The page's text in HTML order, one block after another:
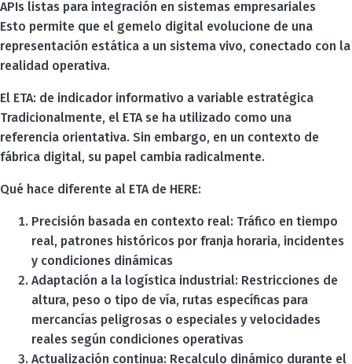
APIs listas para integración en sistemas empresariales
Esto permite que el gemelo digital evolucione de una
representación estática a un sistema vivo, conectado con la
realidad operativa.
El ETA: de indicador informativo a variable estratégica
Tradicionalmente, el ETA se ha utilizado como una
referencia orientativa. Sin embargo, en un contexto de
fábrica digital, su papel cambia radicalmente.
Qué hace diferente al ETA de HERE:
Precisión basada en contexto real: Tráfico en tiempo
real, patrones históricos por franja horaria, incidentes
y condiciones dinámicas
Adaptación a la logística industrial: Restricciones de
altura, peso o tipo de vía, rutas específicas para
mercancías peligrosas o especiales y velocidades
reales según condiciones operativas
Actualización continua: Recalculo dinámico durante el